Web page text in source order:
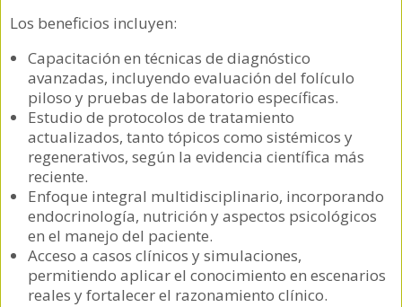
Los beneficios incluyen:
Capacitación en técnicas de diagnóstico
avanzadas, incluyendo evaluación del folículo
piloso y pruebas de laboratorio específicas.
Estudio de protocolos de tratamiento
actualizados, tanto tópicos como sistémicos y
regenerativos, según la evidencia científica más
reciente.
Enfoque integral multidisciplinario, incorporando
endocrinología, nutrición y aspectos psicológicos
en el manejo del paciente.
Acceso a casos clínicos y simulaciones,
permitiendo aplicar el conocimiento en escenarios
reales y fortalecer el razonamiento clínico.